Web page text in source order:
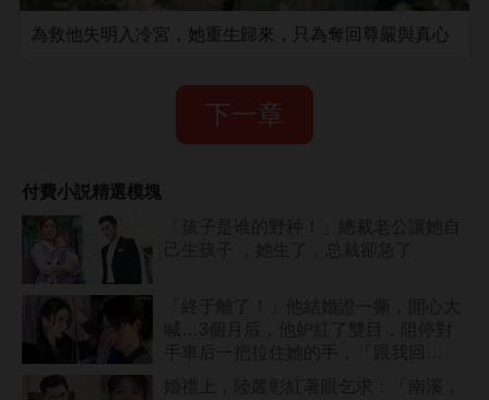
為救他失明入冷宮，她重生歸來，只為奪回尊嚴與真心
下一章
付費小説精選模塊